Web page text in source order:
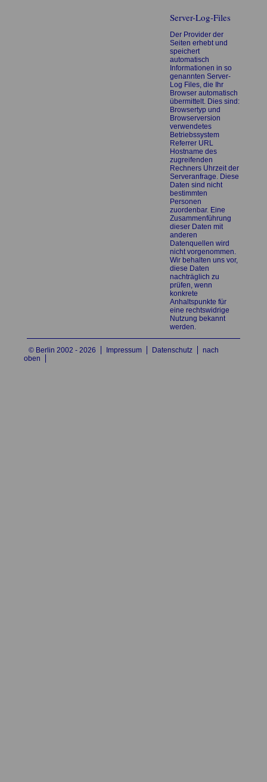
Server-Log-Files
Der Provider der
Seiten erhebt und
speichert
automatisch
Informationen in so
genannten Server-
Log Files, die Ihr
Browser automatisch
übermittelt. Dies sind:
Browsertyp und
Browserversion
verwendetes
Betriebssystem
Referrer URL
Hostname des
zugreifenden
Rechners Uhrzeit der
Serveranfrage. Diese
Daten sind nicht
bestimmten
Personen
zuordenbar. Eine
Zusammenführung
dieser Daten mit
anderen
Datenquellen wird
nicht vorgenommen.
Wir behalten uns vor,
diese Daten
nachträglich zu
prüfen, wenn
konkrete
Anhaltspunkte für
eine rechtswidrige
Nutzung bekannt
werden.
© Berlin 2002 - 2026 Impressum Datenschutz
nach
oben